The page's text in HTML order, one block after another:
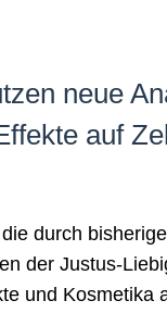
neue
auf
durch
der Justus-
und